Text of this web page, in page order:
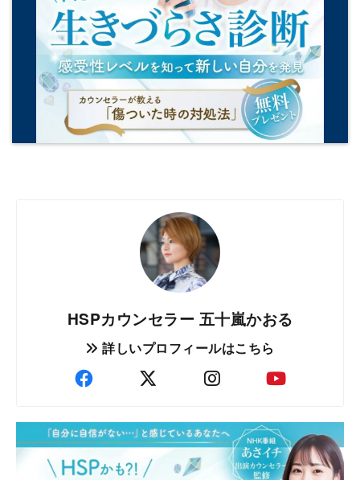
HSPカウンセラー 五十嵐かおる
詳しいプロフィールはこちら